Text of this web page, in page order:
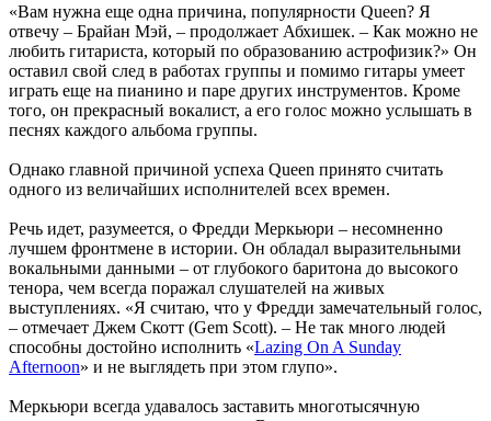
«Вам нужна еще одна причина, популярности Queen? Я
отвечу – Брайан Мэй, – продолжает Абхишек. – Как можно не
любить гитариста, который по образованию астрофизик?» Он
оставил свой след в работах группы и помимо гитары умеет
играть еще на пианино и паре других инструментов. Кроме
того, он прекрасный вокалист, а его голос можно услышать в
песнях каждого альбома группы.
Однако главной причиной успеха Queen принято считать
одного из величайших исполнителей всех времен.
Речь идет, разумеется, о Фредди Меркьюри – несомненно
лучшем фронтмене в истории. Он обладал выразительными
вокальными данными – от глубокого баритона до высокого
тенора, чем всегда поражал слушателей на живых
выступлениях. «Я считаю, что у Фредди замечательный голос,
– отмечает Джем Скотт (Gem Scott). – Не так много людей
способны достойно исполнить «Lazing On A Sunday
Afternoon» и не выглядеть при этом глупо».
Меркьюри всегда удавалось заставить многотысячную